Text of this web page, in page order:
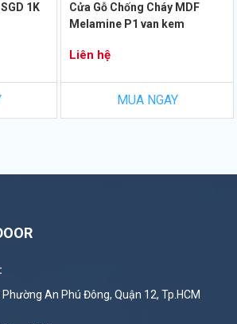
1K
Cửa Gỗ Chống Cháy MDF
Melamine P1 van kem
Liên hệ
MUA NGAY
An Phú Đông, Quận 12, Tp.HCM